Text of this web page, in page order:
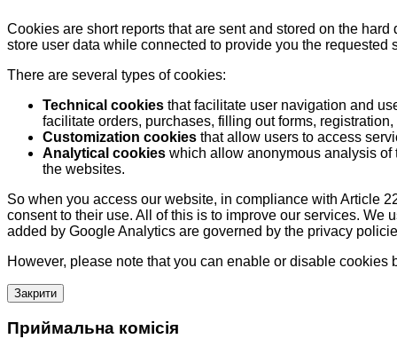
Cookies are short reports that are sent and stored on the
store user data while connected to provide you the
There are several types of cookies:
Technical cookies that facilitate user navigation and
facilitate orders, purchases, filling out forms,
Customization cookies that allow users to access
Analytical cookies which allow anonymous analysis
the websites.
So when you access our website, in compliance with Article
consent to their use. All of this is to improve our services.
added by Google Analytics are governed by the privacy
However, please note that you can enable or disable cookies
Закрити
Приймальна комісія